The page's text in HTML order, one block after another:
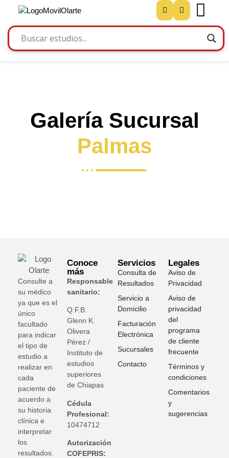
Galería Sucursal
Palmas
Consulte a
su médico
ya que es el
único
facultado
para indicar
el tipo de
estudio a
realizar en
cada
paciente de
acuerdo a
su historia
clínica e
interpretar
los
resultados.
Conoce
más
Responsable
sanitario:
Q.F.B.
Glenn K.
Olivera
Pérez /
Instituto de
estudios
superiores
de Chiapas
Cédula
Profesional:
10474712
Autorización
COFEPRIS:
Servicios
Consulta de
Resultados
Servicio a
Domicilio
Facturación
Electrónica
Sucursales
Contacto
Legales
Aviso de
Privacidad
Aviso de
privacidad
del
programa
de cliente
frecuente
Términos y
condiciones
Comentarios
y
sugerencias